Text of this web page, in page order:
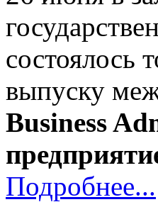
состоялось
выпуску
Business
Подробнее...